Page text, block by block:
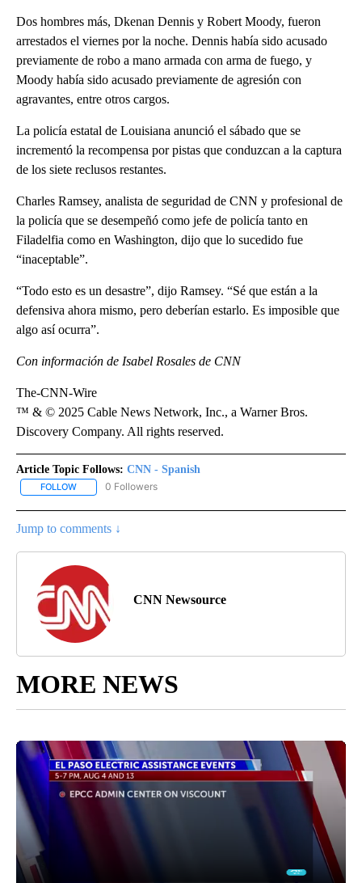
Dos hombres más, Dkenan Dennis y Robert Moody, fueron
arrestados el viernes por la noche. Dennis había sido acusado
previamente de robo a mano armada con arma de fuego, y
Moody había sido acusado previamente de agresión con
agravantes, entre otros cargos.
La policía estatal de Louisiana anunció el sábado que se
incrementó la recompensa por pistas que conduzcan a la captura
de los siete reclusos restantes.
Charles Ramsey, analista de seguridad de CNN y profesional de
la policía que se desempeñó como jefe de policía tanto en
Filadelfia como en Washington, dijo que lo sucedido fue
“inaceptable”.
“Todo esto es un desastre”, dijo Ramsey. “Sé que están a la
defensiva ahora mismo, pero deberían estarlo. Es imposible que
algo así ocurra”.
Con información de Isabel Rosales de CNN
The-CNN-Wire
™ & © 2025 Cable News Network, Inc., a Warner Bros.
Discovery Company. All rights reserved.
Article Topic Follows: CNN - Spanish
FOLLOW FOLLOW "CNN - SPANISH" TO RECEIVE NOTIFICATIONS ABOUT
0 Followers
Jump to comments ↓
CNN Newsource
MORE NEWS